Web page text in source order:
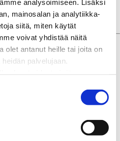
analysoimiseen. Lisäksi
mainosalan ja analytiikka-
siitä, miten käytät
voivat yhdistää näitä
olet antanut heille tai joita on
palvelujaan.
WhatsApp
saatavuus ja toteutus
viasta ilmoittaminen